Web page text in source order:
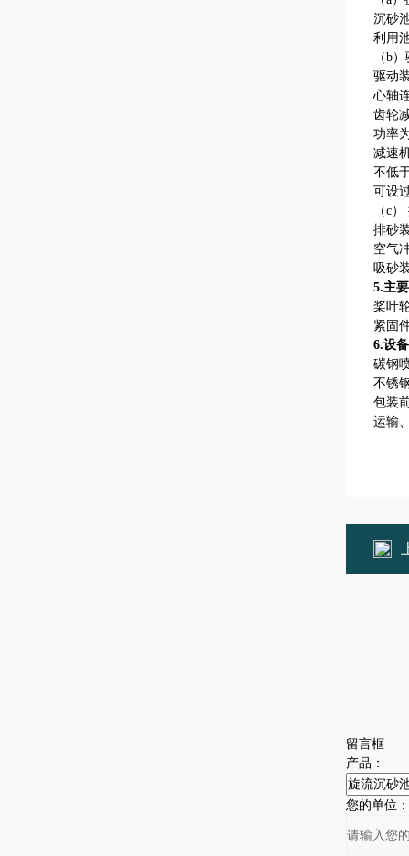
沉砂
利用
（b
驱动
心轴
齿轮
功率
减速
不低
可设
（c
排砂
空气
吸砂
5.主
桨叶
紧固
6.设
碳钢
不锈
包装
运输
留言框
产品：
您的单位：